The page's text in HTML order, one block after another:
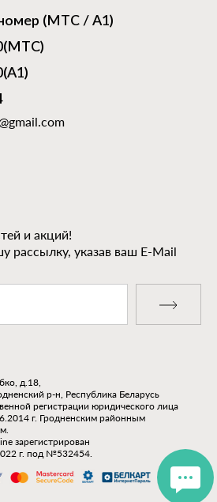
(МТС / А1)
(МТС)
(А1)
и акций!
рассылку, указав ваш E-Mail
д.18,
р-н, Республика Беларусь
регистрации юридического лица
г. Гродненским районным
зарегистрирован
г. под №532454.